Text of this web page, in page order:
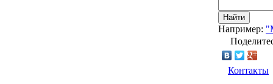
Найти
Например:
Контакты